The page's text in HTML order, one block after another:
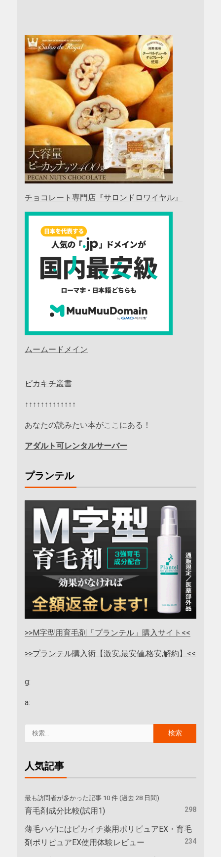
チョコレート専門店『サロンドロワイヤル』
ムームードメイン
ピカキチ叢書
↑↑↑↑↑↑↑↑↑↑↑↑↑
あなたの読みたい本がここにある！
アダルト可レンタルサーバー
プランテル
>>M字型用育毛剤「プランテル」購入サイト<<
>>プランテル購入術【激安,最安値,格安,解約】<<
g:
a:
人気記事
最も訪問者が多かった記事 10 件 (過去 28 日間)
育毛剤成分比較(試用1) 298
薄毛ハゲにはピカイチ薬用ポリピュアEX・育毛
剤ポリピュアEX使用体験レビュー
234